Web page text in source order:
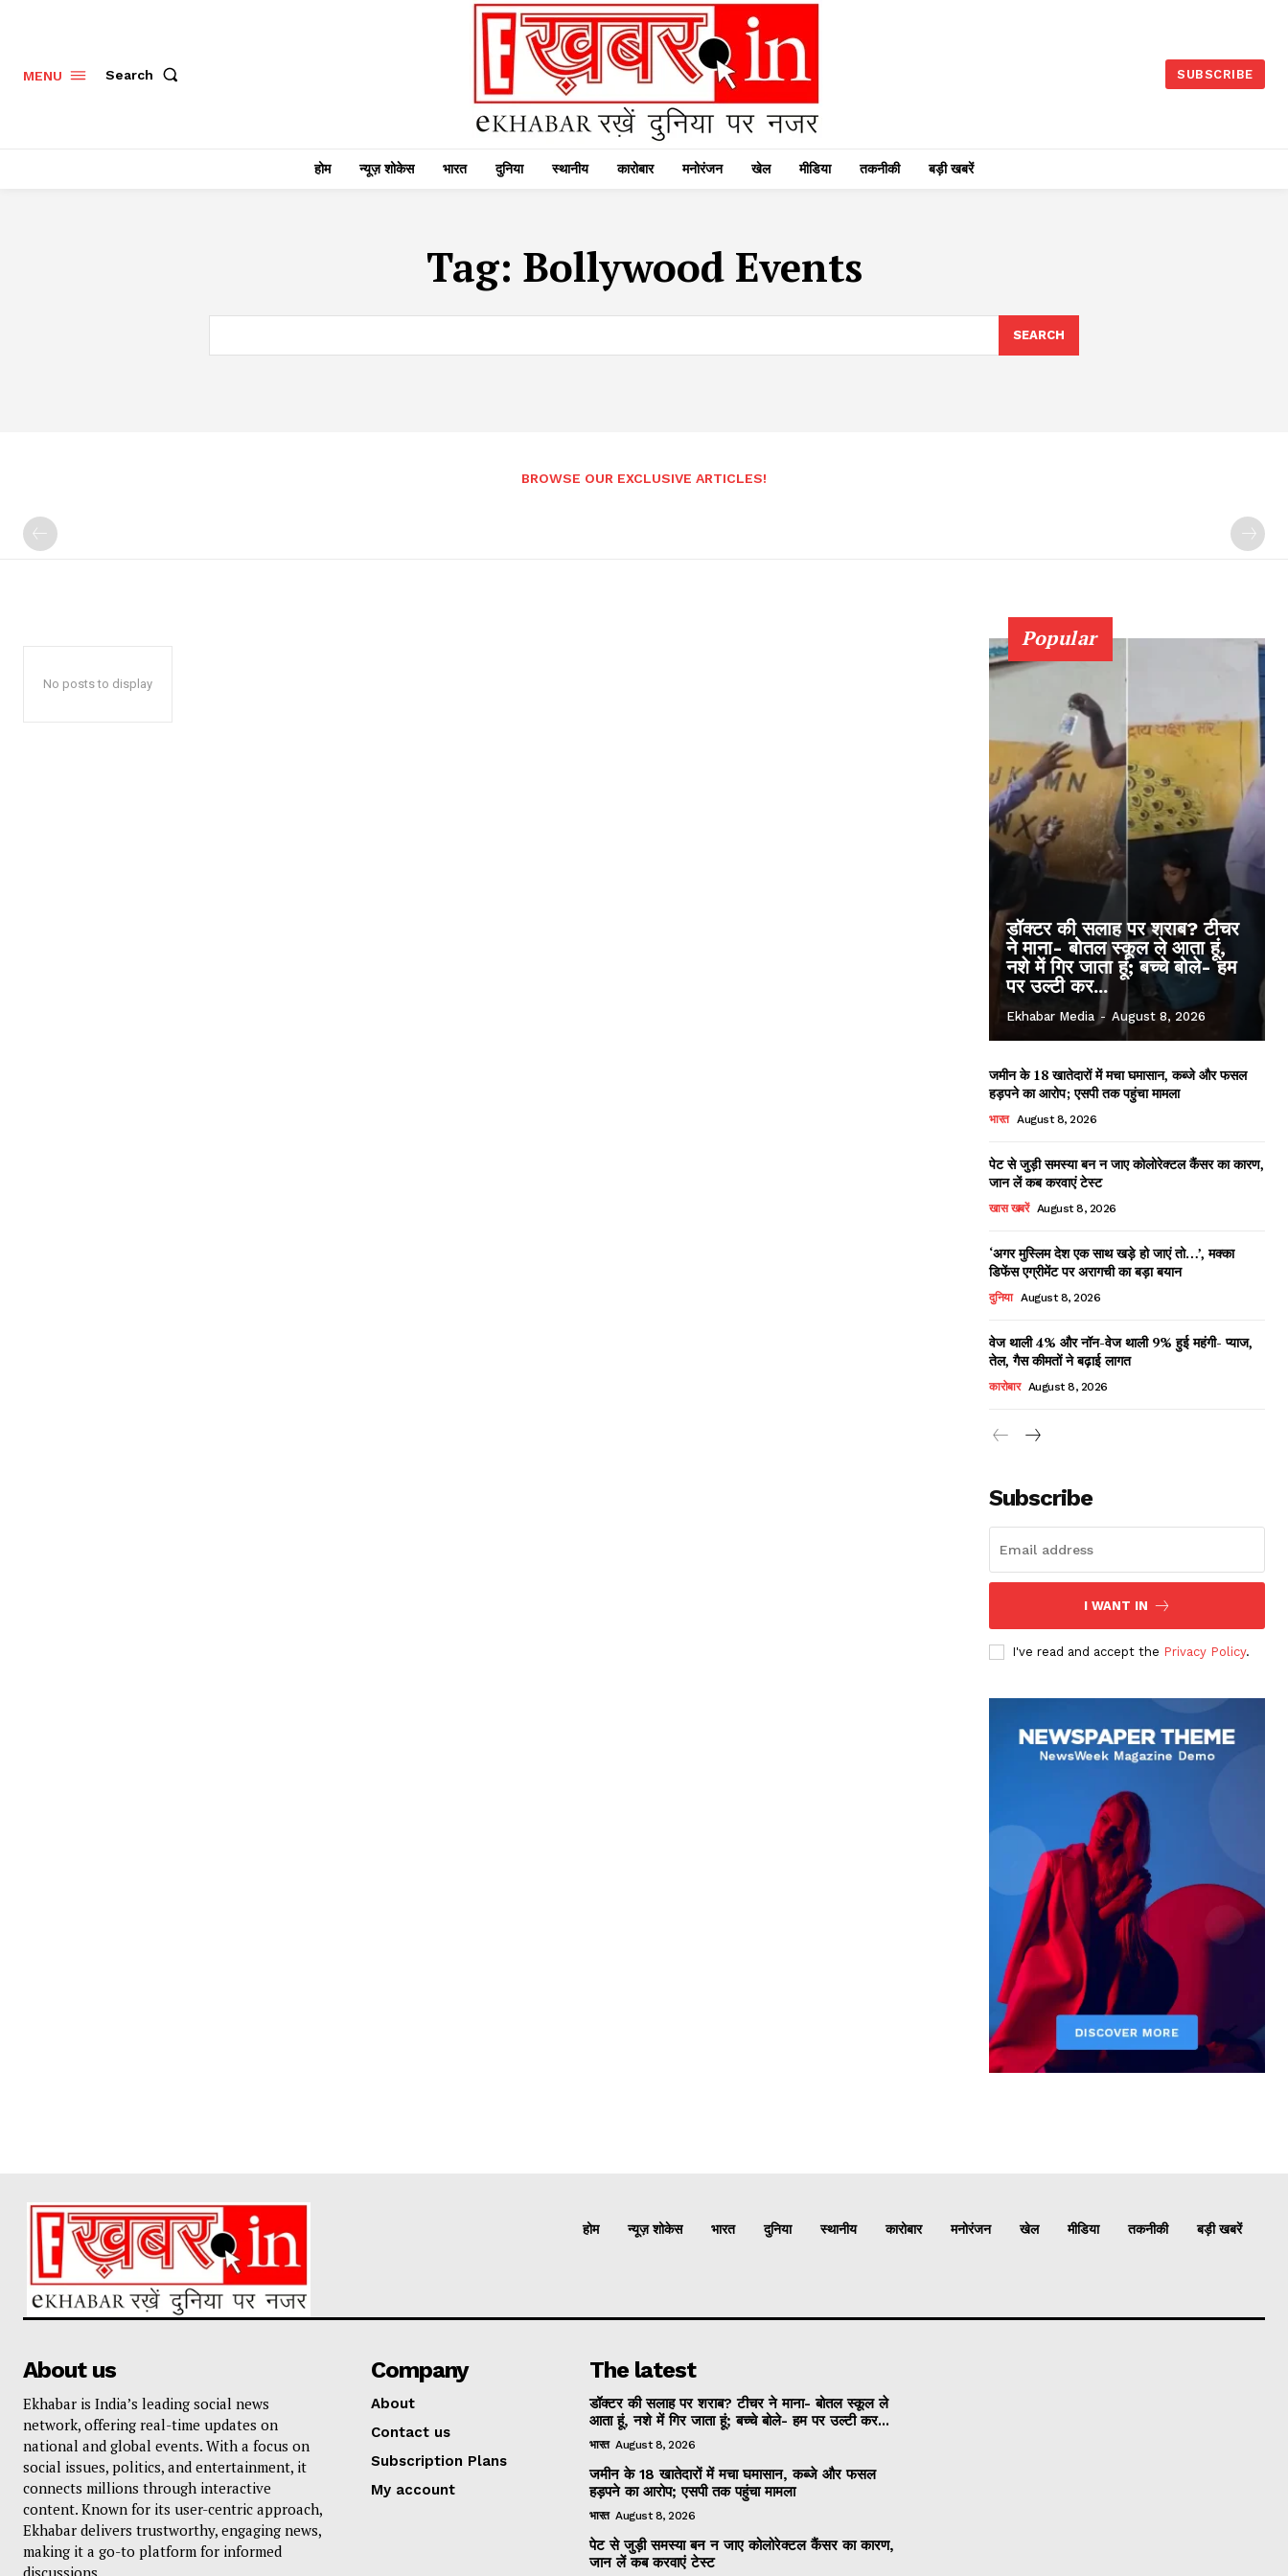
MENU Search SUBSCRIBE
होम न्यूज़ शोकेस भारत दुनिया स्थानीय कारोबार मनोरंजन खेल मीडिया तकनीकी बड़ी खबरें
Tag: Bollywood Events
SEARCH
BROWSE OUR EXCLUSIVE ARTICLES!
No posts to display
Popular
डॉक्टर की सलाह पर शराब? टीचर
ने माना- बोतल स्कूल ले आता हूं,
नशे में गिर जाता हूं; बच्चे बोले- हम
पर उल्टी कर...
Ekhabar Media - August 8, 2026
जमीन के 18 खातेदारों में मचा घमासान, कब्जे और फसल
हड़पने का आरोप; एसपी तक पहुंचा मामला
भारत August 8, 2026
पेट से जुड़ी समस्या बन न जाए कोलोरेक्टल कैंसर का कारण,
जान लें कब करवाएं टेस्ट
खास खबरें August 8, 2026
‘अगर मुस्लिम देश एक साथ खड़े हो जाएं तो…’, मक्का
डिफेंस एग्रीमेंट पर अरागची का बड़ा बयान
दुनिया August 8, 2026
वेज थाली 4% और नॉन-वेज थाली 9% हुई महंगी- प्याज,
तेल, गैस कीमतों ने बढ़ाई लागत
कारोबार August 8, 2026
Subscribe
I WANT IN
I've read and accept the Privacy Policy.
होम न्यूज़ शोकेस भारत दुनिया स्थानीय कारोबार मनोरंजन खेल मीडिया तकनीकी बड़ी खबरें
About us
Ekhabar is India’s leading social news
network, offering real-time updates on
national and global events. With a focus on
social issues, politics, and entertainment, it
connects millions through interactive
content. Known for its user-centric approach,
Ekhabar delivers trustworthy, engaging news,
making it a go-to platform for informed
Company
About
Contact us
Subscription Plans
My account
The latest
डॉक्टर की सलाह पर शराब? टीचर ने माना- बोतल स्कूल ले
आता हूं, नशे में गिर जाता हूं; बच्चे बोले- हम पर उल्टी कर...
भारत August 8, 2026
जमीन के 18 खातेदारों में मचा घमासान, कब्जे और फसल
हड़पने का आरोप; एसपी तक पहुंचा मामला
भारत August 8, 2026
पेट से जुड़ी समस्या बन न जाए कोलोरेक्टल कैंसर का कारण,
जान लें कब करवाएं टेस्ट